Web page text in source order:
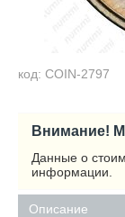
код: COIN-2797
Внимание!
Данные о
информации.
Описание